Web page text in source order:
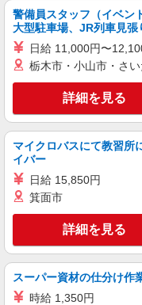
福
キープ
株式会社kotrio /●SD-H-
活動支
時
福
キープ
派遣社員
（株）ウィルオブ・ワー
警備員スタッフ（イベン
大型駐車場、JR列車見張
日給 11,000円〜
栃木市・小山市・さ
詳細を見る
マイクロバスにて教習所
イバー
日給 15,850円
箕面市
詳細を見る
スーパー資材の仕分け作
時給 1,350円